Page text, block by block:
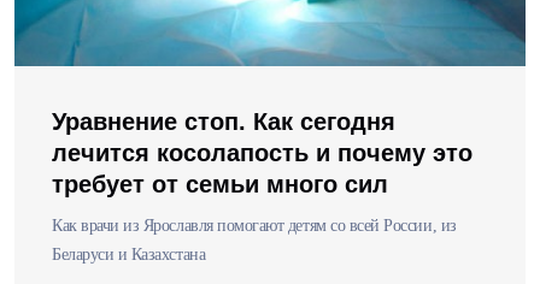
Уравнение стоп. Как сегодня
лечится косолапость и почему это
требует от семьи много сил
Как врачи из Ярославля помогают детям со всей России, из
Беларуси и Казахстана